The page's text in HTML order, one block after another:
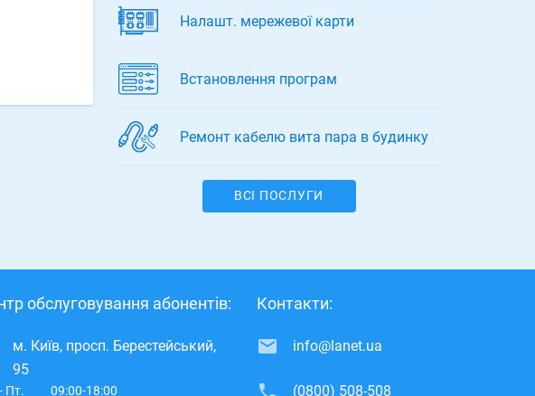
Налашт. мережевої карти
Встановлення програм
Ремонт кабелю вита пара в будинку
ВСІ ПОСЛУГИ
обслуговування абонентів:
м. Київ, просп. Берестейський,
95
Пт. 09:00-18:00
Контакти:
info@lanet.ua
(0800) 508-508